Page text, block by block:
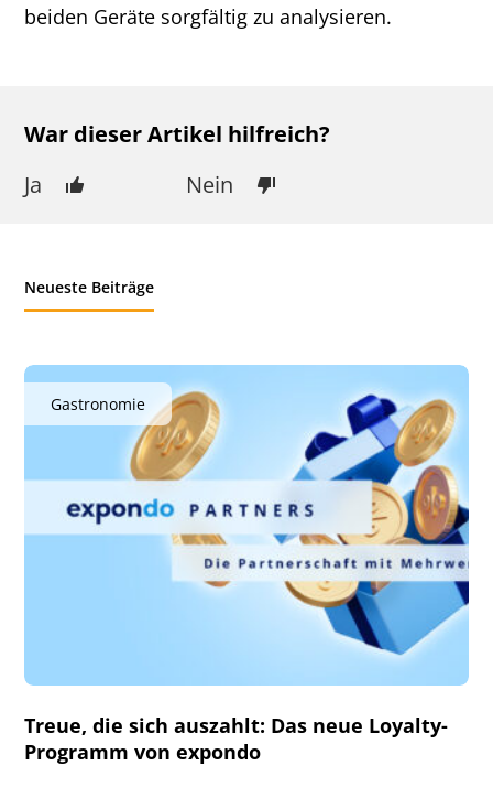
beiden Geräte sorgfältig zu analysieren.
War dieser Artikel hilfreich?
Ja
Nein
Neueste Beiträge
Gastronomie
Treue, die sich auszahlt: Das neue Loyalty-
Programm von expondo